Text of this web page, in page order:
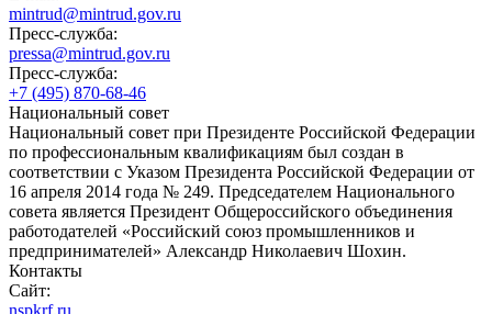
mintrud@mintrud.gov.ru
Пресс-служба:
pressa@mintrud.gov.ru
Пресс-служба:
+7 (495) 870-68-46
Национальный совет
Национальный совет при Президенте Российской Федерации
по профессиональным квалификациям был создан в
соответствии с Указом Президента Российской Федерации от
16 апреля 2014 года № 249. Председателем Национального
совета является Президент Общероссийского объединения
работодателей «Российский союз промышленников и
предпринимателей» Александр Николаевич Шохин.
Контакты
Сайт:
nspkrf.ru